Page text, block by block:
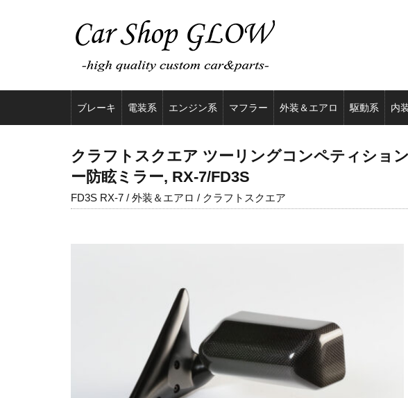
ブレーキ 電装系 エンジン系 マフラー 外装＆エアロ 駆動系 内
クラフトスクエア ツーリングコンペティショ
ー防眩ミラー, RX-7/FD3S
FD3S RX-7 / 外装＆エアロ / クラフトスクエア